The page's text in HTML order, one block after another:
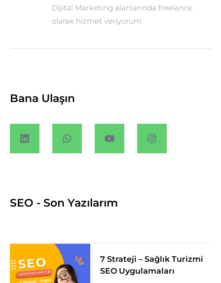
Dijital Marketing alanlarında freelance
olarak hizmet veriyorum.
Bana Ulaşın
SEO - Son Yazılarım
7 Strateji – Sağlık Turizmi
SEO Uygulamaları